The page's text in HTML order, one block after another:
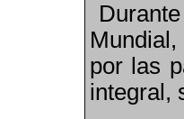
M
por las
integral,